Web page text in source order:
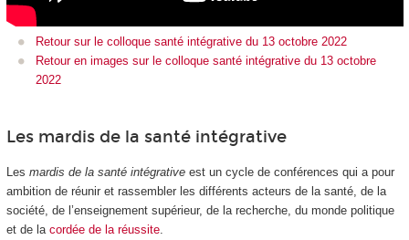
Retour sur le colloque santé intégrative du 13 octobre 2022
Retour en images sur le colloque santé intégrative du 13 octobre
2022
Les mardis de la santé intégrative
Les mardis de la santé intégrative est un cycle de conférences qui a pour
ambition de réunir et rassembler les différents acteurs de la santé, de la
société, de l’enseignement supérieur, de la recherche, du monde politique
et de la cordée de la réussite.